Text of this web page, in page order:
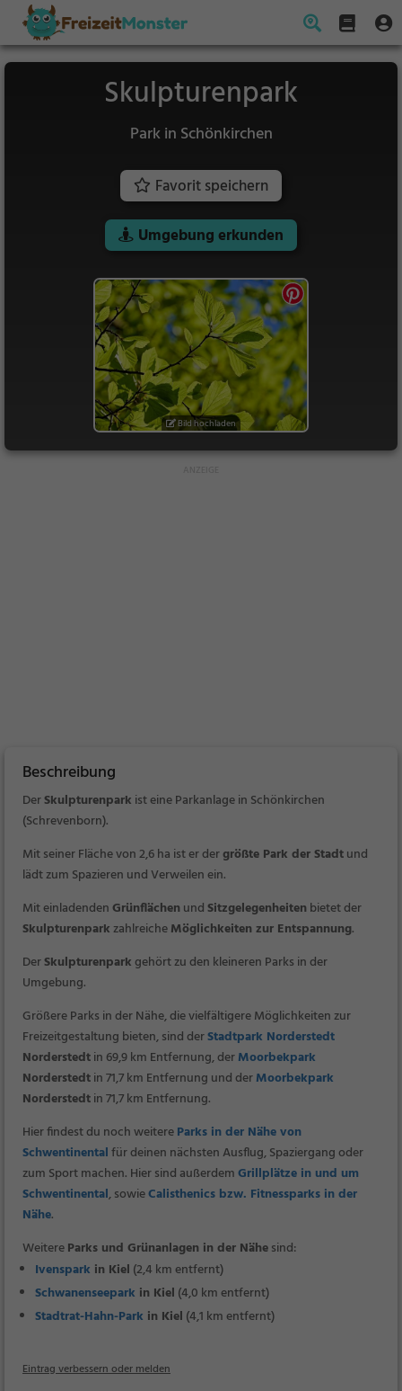
Skulpturenpark
Park in Schönkirchen
Favorit speichern
Umgebung erkunden
Bild hochladen
Beschreibung
DerSkulpturenpark ist eine Parkanlage in Schönkirchen
(Schrevenborn).
Mit seiner Fläche von 2,6 ha ist er dergrößte Park der Stadtund
lädt zum Spazieren und Verweilen ein.
Mit einladendenGrünflächen undSitzgelegenheiten bietet der
SkulpturenparkzahlreicheMöglichkeiten zur Entspannung.
DerSkulpturenpark gehört zu den kleineren Parks in der
Umgebung.
Größere Parks in der Nähe, die vielfältigere Möglichkeiten zur
Freizeitgestaltung bieten, sind derStadtpark Norderstedt
Norderstedtin 69,9 km Entfernung, derMoorbekpark
Norderstedtin 71,7 km Entfernung und derMoorbekpark
Norderstedtin 71,7 km Entfernung.
Hier findest du noch weitereParks in der Nähe von
Schwentinentalfür deinen nächsten Ausflug, Spaziergang oder
zum Sport machen. Hier sind außerdemGrillplätze in und um
Schwentinental, sowieCalisthenics bzw. Fitnessparks in der
Nähe.
WeitereParks und Grünanlagen in der Nähesind:
Ivenspark in Kiel (2,4 km entfernt)
Schwanenseepark in Kiel (4,0 km entfernt)
Stadtrat-Hahn-Park in Kiel (4,1 km entfernt)
Eintrag verbessern oder melden